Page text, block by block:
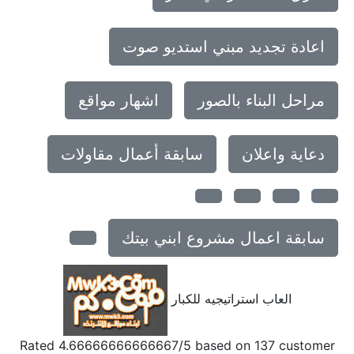
اعادة تجديد مبني استديو صوت
مراحل البناء بالصور اشهار مواقع
دعاية واعلان سابقة أعمال مقاولات
سابقة اعمال مشروع ابني بيتك
العاب استراتيجيه للكبار
Rated4.66666666666667/5 based on137customer